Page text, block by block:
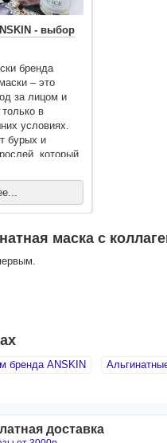
- выбор
бренда
– это
за лицом и
в
условиях.
бурых и
,который
маска с
бренда ANSKIN
доставка